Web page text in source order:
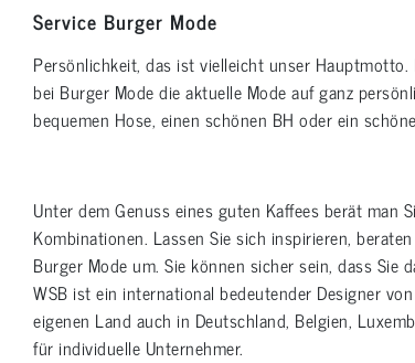
Service Burger Mode
Persönlichkeit, das ist vielleicht unser
bei Burger Mode die aktuelle Mode auf ganz
bequemen Hose, einen schönen BH oder ein
Unter dem Genuss eines guten Kaffees berät man
Kombinationen. Lassen Sie sich inspirieren,
Burger Mode um. Sie können sicher sein, dass Sie
WSB ist ein international bedeutender Designer
eigenen Land auch in Deutschland, Belgien,
für individuelle Unternehmer.